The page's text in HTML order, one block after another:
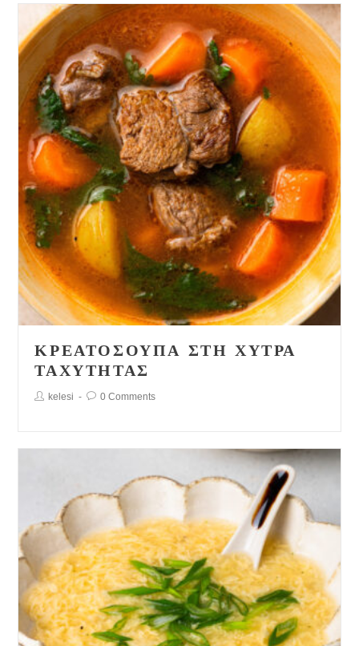
ΚΡΕΑΤΌΣΟΥΠΑ ΣΤΗ ΧΎΤΡΑ
ΤΑΧΎΤΗΤΑΣ
Postkelesi
Post0 Comments